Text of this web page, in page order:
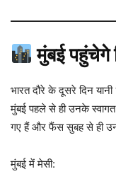
मुंबई पहुंचेगे
भारत दौरे के दूसरे दिन यानी
मुंबई पहले से ही उनके
गए हैं और फैंस सुबह से ही
मुंबई में मेसी: